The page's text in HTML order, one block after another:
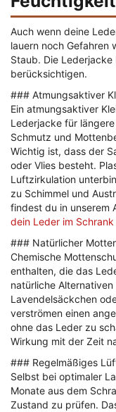
Auch wenn deine
lauern noch Gefahren
Staub. Die
berücksichtigen.
### Atmungsaktiver
Ein atmungsaktiver
Lederjacke für
Schmutz und
Wichtig ist, dass der
oder Vlies besteht.
Luftzirkulation
zu Schimmel und
findest du in unserem
dein Leder im
### Natürlicher
Chemische
enthalten, die das
natürliche
Lavendelsäckchen
verströmen einen
ohne das Leder zu
Wirkung mit der Zeit
### Regelmäßiges
Selbst bei optimaler
Monate aus dem
Zustand zu prüfen.